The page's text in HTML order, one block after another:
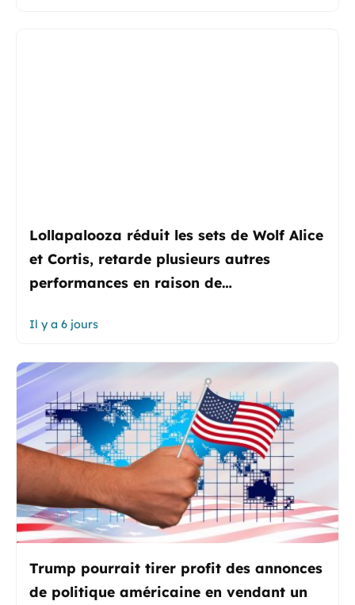
Lollapalooza réduit les sets de Wolf Alice
et Cortis, retarde plusieurs autres
performances en raison de…
Il y a 6 jours
Trump pourrait tirer profit des annonces
de politique américaine en vendant un